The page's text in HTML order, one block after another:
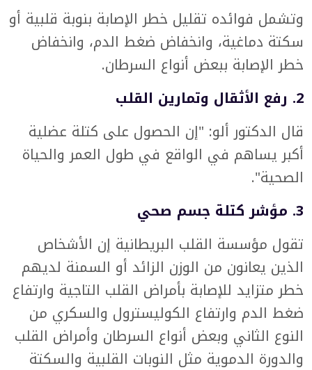
وتشمل فوائده تقليل خطر الإصابة بنوبة قلبية أو
سكتة دماغية، وانخفاض ضغط الدم، وانخفاض
خطر الإصابة ببعض أنواع السرطان.
2. رفع الأثقال وتمارين القلب
قال الدكتور ألو: "إن الحصول على كتلة عضلية
أكبر يساهم في الواقع في طول العمر والحياة
الصحية".
3. مؤشر كتلة جسم صحي
تقول مؤسسة القلب البريطانية إن الأشخاص
الذين يعانون من الوزن الزائد أو السمنة لديهم
خطر متزايد للإصابة بأمراض القلب التاجية وارتفاع
ضغط الدم وارتفاع الكوليسترول والسكري من
النوع الثاني وبعض أنواع السرطان وأمراض القلب
والدورة الدموية مثل النوبات القلبية والسكتة